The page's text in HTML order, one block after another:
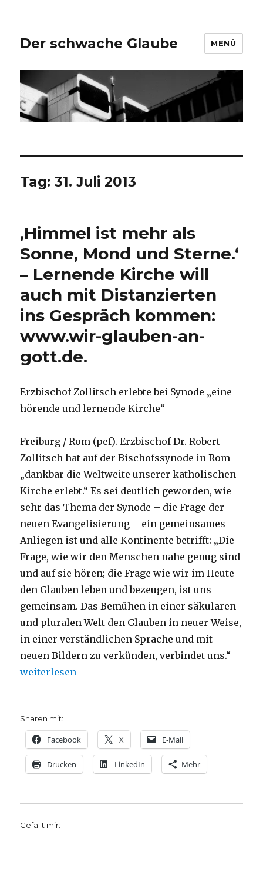
Der schwache Glaube MENÜ
Tag:31. Juli 2013
‚Himmel ist mehr als
Sonne, Mond und Sterne.‘
– Lernende Kirche will
auch mit Distanzierten
ins Gespräch kommen:
www.wir-glauben-an-
gott.de.
Erzbischof Zollitsch erlebte bei Synode „eine
hörende und lernende Kirche“
Freiburg / Rom (pef). Erzbischof Dr. Robert
Zollitsch hat auf der Bischofssynode in Rom
„dankbar die Weltweite unserer katholischen
Kirche erlebt.“ Es sei deutlich geworden, wie
sehr das Thema der Synode – die Frage der
neuen Evangelisierung – ein gemeinsames
Anliegen ist und alle Kontinente betrifft: „Die
Frage, wie wir den Menschen nahe genug sind
und auf sie hören; die Frage wie wir im Heute
den Glauben leben und bezeugen, ist uns
gemeinsam. Das Bemühen in einer säkularen
und pluralen Welt den Glauben in neuer Weise,
in einer verständlichen Sprache und mit
neuen Bildern zu verkünden, verbindet uns.“
„‚Himmel ist mehr als Sonne, Mond und Sterne.‘
weiterlesen
Sharen mit:
Facebook X E-Mail
Drucken LinkedIn Mehr
Gefällt mir: